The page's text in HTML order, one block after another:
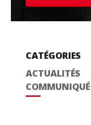
CATÉGORIES
ACTUALITÉS
COMMUNIQUÉ